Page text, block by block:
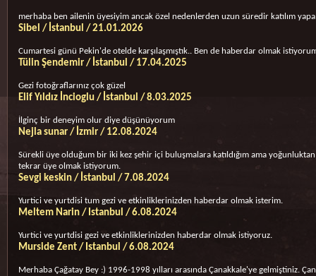
merhaba ben ailenin üyesiyim ancak özel nedenlerden uzun süredir katılım
Sibel / İstanbul / 21.01.2026
Cumartesi günü Pekin'de otelde karşılaşmıştık.. Ben de haberdar olmak
Tülin Şendemir / İstanbul / 17.04.2025
Gezi fotoğraflarınız çok güzel
Elif Yıldız İncioglu / İstanbul / 8.03.2025
İlginç bir deneyim olur diye düşünüyorum
Nejla sunar / İzmir / 12.08.2024
Sürekli üye olduğum bir iki kez şehir içi buluşmalara katıldığım ama
tekrar üye olmak istiyorum.
Sevgi keskin / İstanbul / 7.08.2024
Yurtici ve yurtdisi tum gezi ve etkinliklerinizden haberdar olmak isterim.
Meltem Narin / Istanbul / 6.08.2024
Yurtici ve yurtdisi gezi ve etkinliklerinizden haberdar olmak istiyoruz.
Murside Zent / Istanbul / 6.08.2024
Merhaba Çağatay Bey :) 1996-1998 yılları arasında Çanakkale'ye gelmiştiniz.